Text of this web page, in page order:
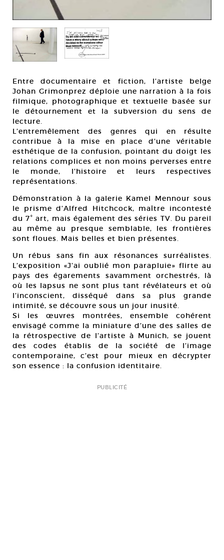
Entre documentaire et fiction, l’artiste belge
Johan Grimonprez déploie une narration à la fois
filmique, photographique et textuelle basée sur
le détournement et la subversion du sens de
lecture.
L’entremêlement des genres qui en résulte
contribue à la mise en place d’une véritable
esthétique de la confusion, pointant du doigt les
relations complices et non moins perverses entre
le monde, l’histoire et leurs respectives
représentations.
Démonstration à la galerie Kamel Mennour sous
le prisme d’Alfred Hitchcock, maître incontesté
du 7° art, mais également des séries TV. Du pareil
au même au presque semblable, les frontières
sont floues. Mais belles et bien présentes.
Un rébus sans fin aux résonances surréalistes.
L’exposition «J’ai oublié mon parapluie» flirte au
pays des égarements savamment orchestrés, là
où les lapsus ne sont plus tant révélateurs et où
l’inconscient, disséqué dans sa plus grande
intimité, se découvre sous un jour inusité.
Si les œuvres montrées, ensemble cohérent
envisagé comme la miniature d’une des salles de
la rétrospective de l’artiste à Munich, se jouent
des codes établis de la société de l’image
contemporaine, c’est pour mieux en décrypter
son essence : la confusion identitaire.
PUBLICITÉ